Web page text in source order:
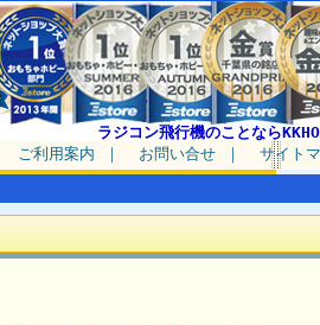
ラジコン飛行機のことなら
ご利用案内 ｜ お問い合せ ｜ サイト